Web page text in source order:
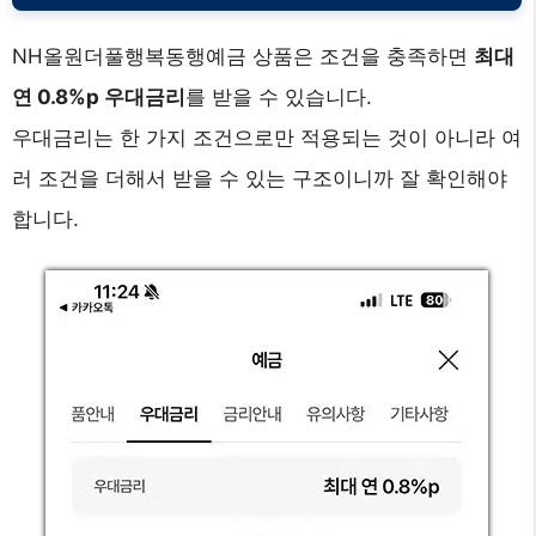
NH올원더풀행복동행예금 상품은 조건을 충족하면 최대
연 0.8%p 우대금리 를 받을 수 있습니다.
우대금리는 한 가지 조건으로만 적용되는 것이 아니라 여
러 조건을 더해서 받을 수 있는 구조이니까 잘 확인해야
합니다.